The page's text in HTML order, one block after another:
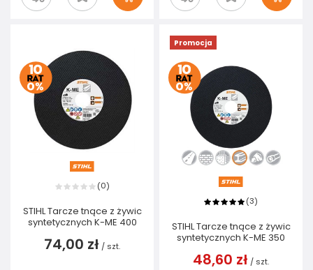
(0)
STIHL Tarcze tnące z żywic
syntetycznych K-ME 400
74,00 zł / szt.
Promocja
(3)
STIHL Tarcze tnące z żywic
syntetycznych K-ME 350
48,60 zł / szt.